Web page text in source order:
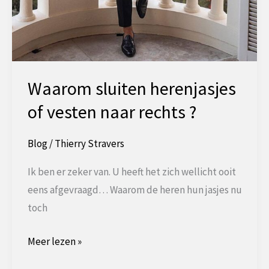
Waarom sluiten herenjasjes
of vesten naar rechts ?
Blog/Thierry Stravers
Ik ben er zeker van. U heeft het zich wellicht ooit
eens afgevraagd… Waarom de heren hun jasjes nu
toch
Waarom
Meer lezen »